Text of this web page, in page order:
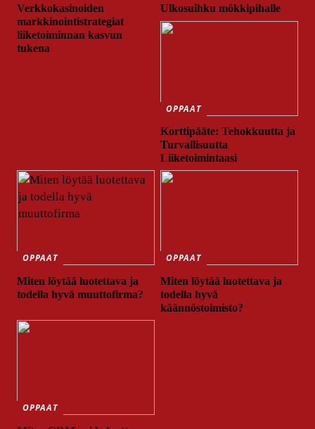
Verkkokasinoiden
markkinointistrategiat
liiketoiminnan kasvun
tukena
Ulkosuihku mökkipihalle
OPPAAT
Korttipääte: Tehokkuutta ja
Turvallisuutta
Liiketoimintaasi
OPPAAT
Miten löytää luotettava ja
todella hyvä muuttofirma?
OPPAAT
Miten löytää luotettava ja
todella hyvä
käännöstoimisto?
OPPAAT